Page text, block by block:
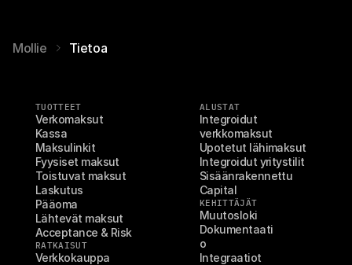
Mollie Tietoa
TUOTTEET
Verkomaksut
Kassa
Maksulinkit
Fyysiset maksut
Toistuvat maksut
Laskutus
Pääoma
Lähtevät maksut
Acceptance & Risk
RATKAISUT
Verkkokauppa
ALUSTAT
Integroidut
verkkomaksut
Upotetut lähimaksut
Integroidut yritystilit
Sisäänrakennettu
Capital
KEHITTÄJÄT
Muutosloki
Dokumentaati
o
Integraatiot